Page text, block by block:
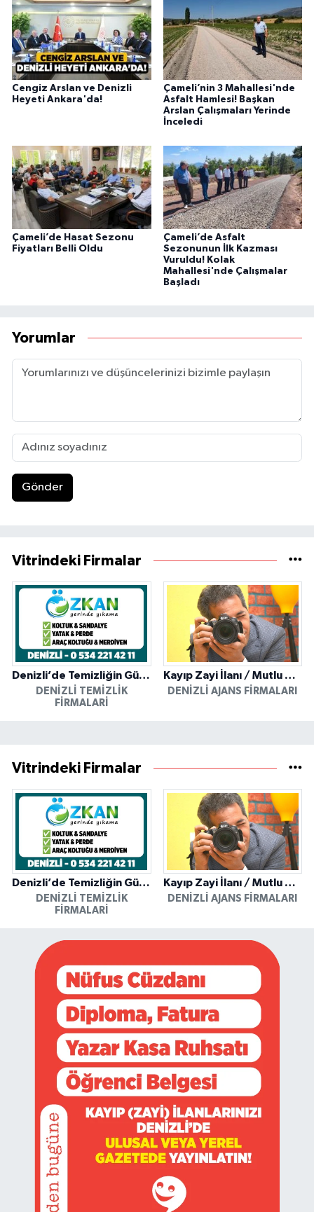
Cengiz Arslan ve Denizli
Heyeti Ankara'da!
Çameli’nin 3 Mahallesi'nde
Asfalt Hamlesi! Başkan
Arslan Çalışmaları Yerinde
İnceledi
Çameli’de Hasat Sezonu
Fiyatları Belli Oldu
Çameli’de Asfalt
Sezonunun İlk Kazması
Vuruldu! Kolak
Mahallesi'nde Çalışmalar
Başladı
Yorumlar
Gönder
Vitrindeki Firmalar
Denizli’de Temizliğin Güvenilir Adresi: Özkan Yerinde Yıkama
DENIZLI TEMIZLIK
FIRMALARI
Kayıp Zayi İlanı / Mutlu Ajans / Denizli
DENIZLI AJANS FIRMALARI
Vitrindeki Firmalar
Denizli’de Temizliğin Güvenilir Adresi: Özkan Yerinde Yıkama
DENIZLI TEMIZLIK
FIRMALARI
Kayıp Zayi İlanı / Mutlu Ajans / Denizli
DENIZLI AJANS FIRMALARI